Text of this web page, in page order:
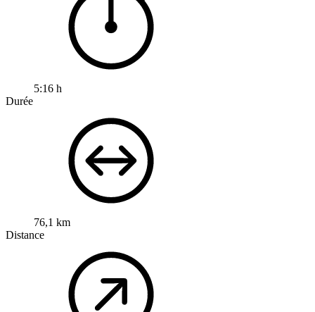
5:16 h
Durée
76,1 km
Distance